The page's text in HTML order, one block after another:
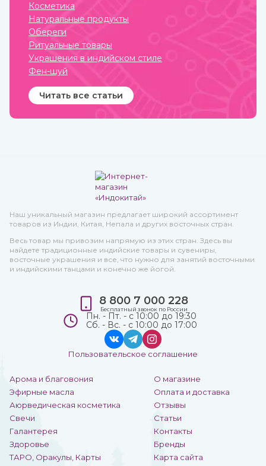
Косметика
Натуральные продукты
Обереги
Ритуальные товары
Украшения в индийском стиле
Фен-шуй
Читать все статьи
Наш уникальный магазин предлагает широкий ассортимент
товаров из Индии, Китая, Непала и других восточных стран.
Весь товар мы привозим напрямую из этих стран. Здесь вы
найдете традиционные индийские товары и сувениры,
восточные украшения и все, что нужно для занятий восточными
и индийскими танцами и конечно же йогой.
Арома и благовония
Эфирные масла
Аюрведическая косметика
Свечи
Галантерея
Здоровье
ТАРО, Оракулы, Карты
О магазине
Оплата и доставка
Отзывы
Статьи
Контакты
Бренды
Карта сайта
8 800 7 000 228
Бесплатный звонок по России
Пн. - Пт. - с 10:00 до 19:30
Сб. - Вс. - с 10:00 до 17:00
Пользовательское соглашение